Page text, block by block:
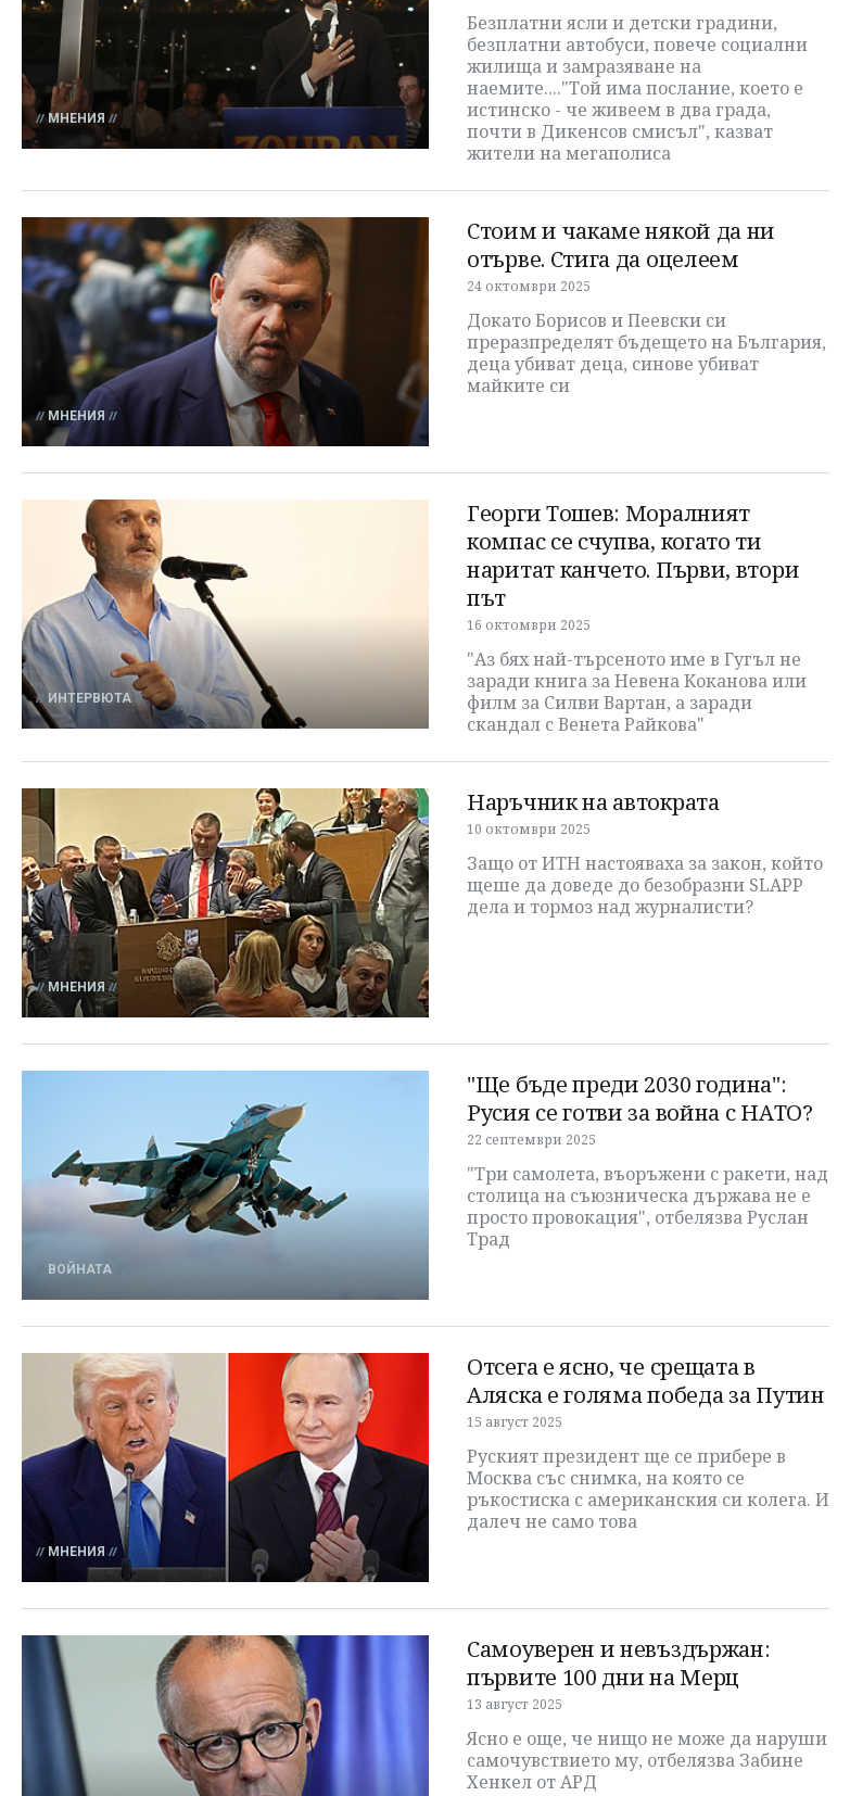
МНЕНИЯ
Безплатни ясли и детски градини,
безплатни автобуси, повече социални
жилища и замразяване на
наемите...."Той има послание, което е
истинско - че живеем в два града,
почти в Дикенсов смисъл", казват
жители на мегаполиса
МНЕНИЯ
Стоим и чакаме някой да ни
отърве. Стига да оцелеем
24 октомври 2025
Докато Борисов и Пеевски си
преразпределят бъдещето на България,
деца убиват деца, синове убиват
майките си
ИНТЕРВЮТА
Георги Тошев: Моралният
компас се счупва, когато ти
наритат канчето. Първи, втори
път
16 октомври 2025
"Аз бях най-търсеното име в Гугъл не
заради книга за Невена Коканова или
филм за Силви Вартан, а заради
скандал с Венета Райкова"
МНЕНИЯ
Наръчник на автократа
10 октомври 2025
Защо от ИТН настояваха за закон, който
щеше да доведе до безобразни SLAPP
дела и тормоз над журналисти?
ВОЙНАТА
"Ще бъде преди 2030 година":
Русия се готви за война с НАТО?
22 септември 2025
"Три самолета, въоръжени с ракети, над
столица на съюзническа държава не е
просто провокация", отбелязва Руслан
Трад
МНЕНИЯ
Отсега е ясно, че срещата в
Аляска е голяма победа за Путин
15 август 2025
Руският президент ще се прибере в
Москва със снимка, на която се
ръкостиска с американския си колега. И
далеч не само това
Самоуверен и невъздържан:
първите 100 дни на Мерц
13 август 2025
Ясно е още, че нищо не може да наруши
самочувствието му, отбелязва Забине
Хенкел от АРД